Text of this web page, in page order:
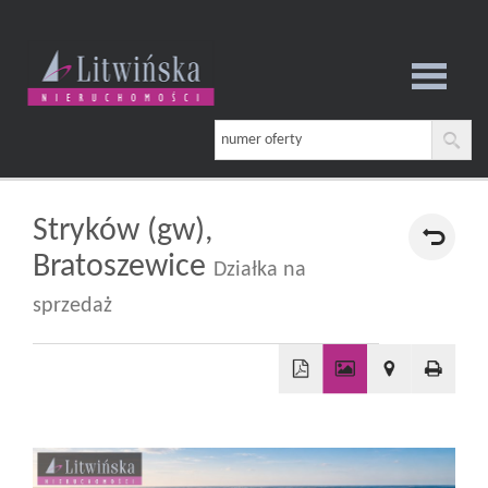
Strona
główna
firmie
Oferta
Stryków (gw),
Bratoszewice Działka na
sprzedaż
−